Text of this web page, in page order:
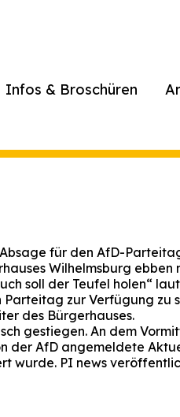
Infos & Broschüren
für den AfD-
Wilhelmsburg
soll der Teufel holen“
zur Verfügung zu
des Bürgerhauses.
gestiegen. An dem
der AfD angemeldete
wurde. PI news